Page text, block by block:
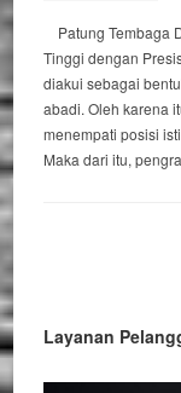
Patung Tembaga
Tinggi dengan
diakui sebagai
abadi. Oleh karena
menempati posisi
Maka dari itu,
Layanan